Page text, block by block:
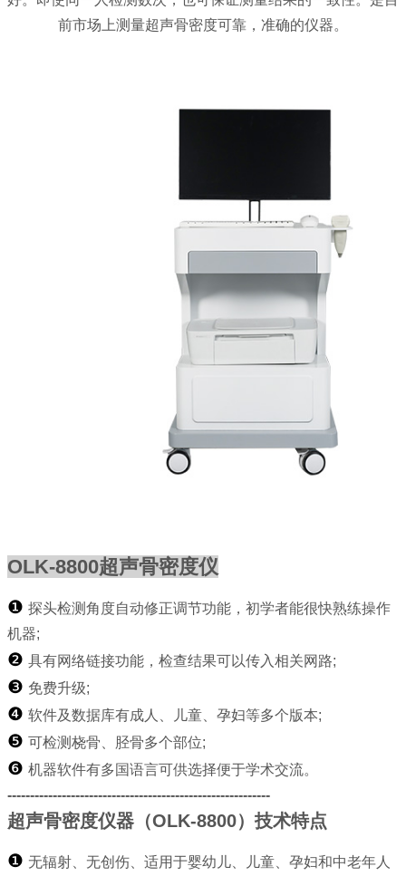
前市场上测量超声骨密度可靠，准确的仪器。
OLK-8800超声骨密度仪
❶ 探头检测角度自动修正调节功能，初学者能很快熟练操作
机器;
❷ 具有网络链接功能，检查结果可以传入相关网路;
❸ 免费升级;
❹ 软件及数据库有成人、儿童、孕妇等多个版本;
❺ 可检测桡骨、胫骨多个部位;
❻ 机器软件有多国语言可供选择便于学术交流。
----------------------------------------------------------
超声骨密度仪器（OLK-8800）技术特点
❶ 无辐射、无创伤、适用于婴幼儿、儿童、孕妇和中老年人